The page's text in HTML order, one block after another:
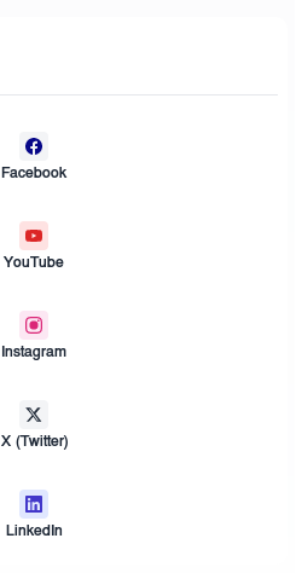
Facebook
YouTube
Instagram
X (Twitter)
LinkedIn